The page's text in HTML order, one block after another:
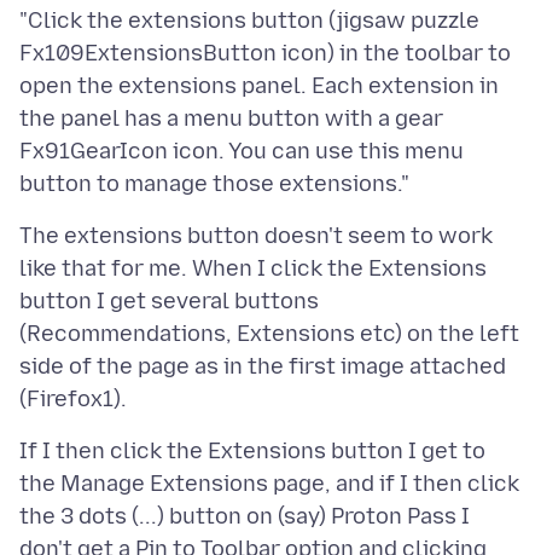
"Click the extensions button (jigsaw puzzle
Fx109ExtensionsButton icon) in the toolbar to
open the extensions panel. Each extension in
the panel has a menu button with a gear
Fx91GearIcon icon. You can use this menu
The extensions button doesn't seem to work
like that for me. When I click the Extensions
button I get several buttons
(Recommendations, Extensions etc) on the left
side of the page as in the first image attached
If I then click the Extensions button I get to
the Manage Extensions page, and if I then click
the 3 dots (...) button on (say) Proton Pass I
don't get a Pin to Toolbar option and clicking